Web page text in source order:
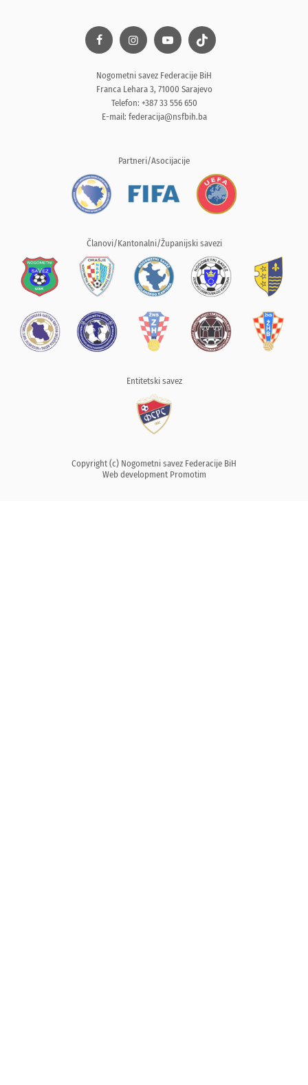
Nogometni savez Federacije BiH
Franca Lehara 3, 71000 Sarajevo
Telefon: +387 33 556 650
E-mail: federacija@nsfbih.ba
Partneri/Asocijacije
Članovi/Kantonalni/Županijski savezi
Entitetski savez
Copyright (c) Nogometni savez Federacije BiH
Web development Promotim